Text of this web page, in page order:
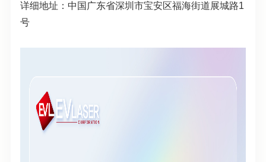
详细地址：中国广东省深圳市宝安区福海街道展城路1
号